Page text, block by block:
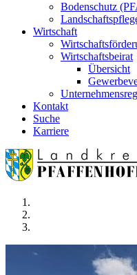
Bodenschutz
Wirtschaft
Wirtschaftsbeirat
Übersicht
Kontakt
Suche
Karriere